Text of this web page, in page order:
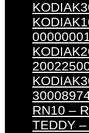
RN10 –
TEDDY